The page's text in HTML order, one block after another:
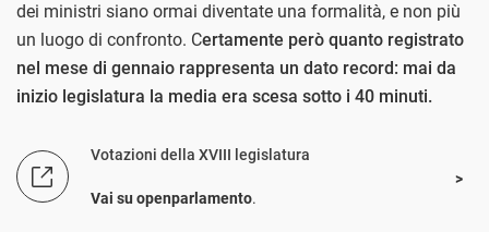
dei ministri siano ormai diventate una formalità, e non più
un luogo di confronto. Certamente però quanto registrato
nel mese di gennaio rappresenta un dato record: mai da
inizio legislatura la media era scesa sotto i 40 minuti.
Votazioni della XVIII legislatura
Vai su openparlamento.